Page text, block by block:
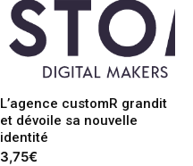
L’agence customR grandit
et dévoile sa nouvelle
identité
3,75€